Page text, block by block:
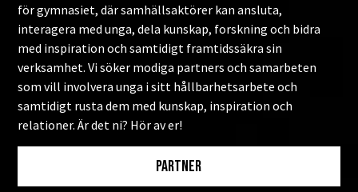
för gymnasiet, där samhällsaktörer kan ansluta,
interagera med unga, dela kunskap, forskning och bidra
med inspiration och samtidigt framtidssäkra sin
verksamhet. Vi söker modiga partners och samarbeten
som vill involvera unga i sitt hållbarhetsarbete och
samtidigt rusta dem med kunskap, inspiration och
relationer. Är det ni? Hör av er!
PARTNER